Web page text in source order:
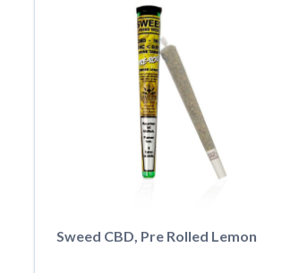
Sweed CBD, Pre Rolled Lemon